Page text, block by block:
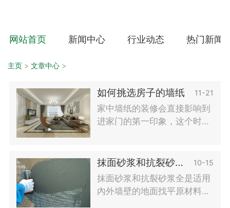
网站首页 新闻中心 行业动态 热门新闻
主页 > 文章中心 >
如何挑选房子的墙纸 11-21
家中墙纸的装修会直接影响到
进家门的第一印象，这个时候
是很有讲究的，接下来跟着小
编一起来探讨一下墙纸应该怎
么挑选
抹面砂浆和抗裂砂浆有什么不一样 10-15
抹面砂浆和抗裂砂浆全是适用
內外墙壁的地面找平原材料，